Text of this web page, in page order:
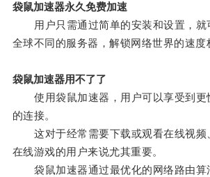
袋鼠加速器永久免费加速
用户只需通过简单的安装和设置，就
全球不同的服务器，解锁网络世界的速度
袋鼠加速器用不了了
使用袋鼠加速器，用户可以享受到更
的连接。
这对于经常需要下载或观看在线视频
在线游戏的用户来说尤其重要。
袋鼠加速器通过最优化的网络路由算